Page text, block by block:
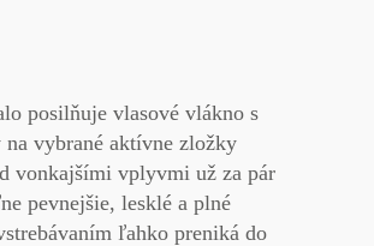
posilňuje vlasové vlákno s
vybrané aktívne zložky
vonkajšími vplyvmi už za pár
pevnejšie, lesklé a plné
ľahko preniká do